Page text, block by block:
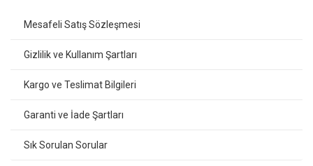
Mesafeli Satış Sözleşmesi
Gizlilik ve Kullanım Şartları
Kargo ve Teslimat Bilgileri
Garanti ve İade Şartları
Sık Sorulan Sorular